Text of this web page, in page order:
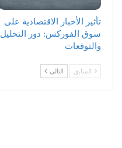
تأثير الأخبار الاقتصادية على
سوق الفوركس: دور التحليل
والتوقعات
السابق التالي